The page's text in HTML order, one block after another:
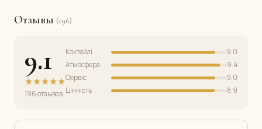
Отзывы (196)
9.1
★★★★★
196 отзывов
Коктейлі
9.0
Атмосфера
9.4
Сервіс
9.0
Цінність
8.9